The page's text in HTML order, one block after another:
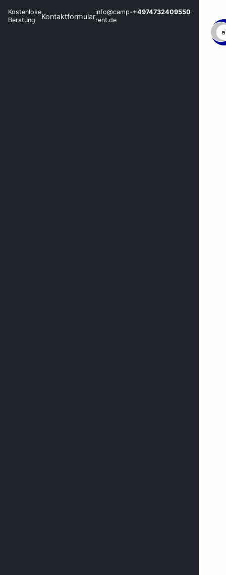
Kostenlose
Beratung
Kontaktformularinfo@camp-
rent.de
+4974732409550